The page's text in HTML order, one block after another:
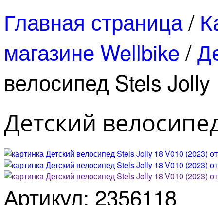
Главная страница/
магазине Wellbike /
велосипед Stels
Детский
Артикул: 2356118